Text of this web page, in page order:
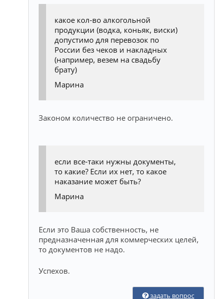
какое кол-во алкогольной
продукции (водка, коньяк, виски)
допустимо для перевозок по
России без чеков и накладных
(например, везем на свадьбу
брату)
Марина
Законом количество не ограничено.
если все-таки нужны документы,
то какие? Если их нет, то какое
наказание может быть?
Марина
Если это Ваша собственность, не
предназначенная для коммерческих целей,
то документов не надо.
Успехов.
задать вопрос